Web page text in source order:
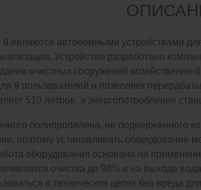
являются автономными устройствами
Устройство разработано
очистных сооружений
9 пользователей и позволяет
510 литров, а энергопотребление
полипропилена, не подверженного
поэтому устанавливать оборудование
оборудования основана на
очистка до 98% и на выходе
в технических целях без вреда